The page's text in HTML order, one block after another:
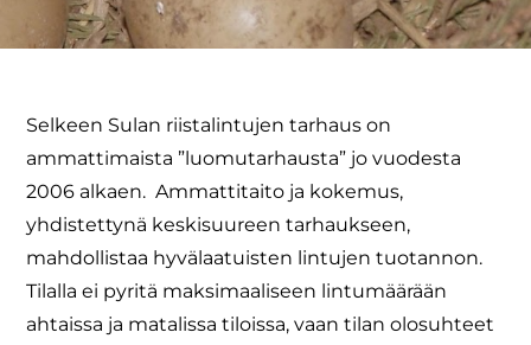
Selkeen Sulan riistalintujen tarhaus on
ammattimaista ”luomutarhausta” jo vuodesta
2006 alkaen. Ammattitaito ja kokemus,
yhdistettynä keskisuureen tarhaukseen,
mahdollistaa hyvälaatuisten lintujen tuotannon.
Tilalla ei pyritä maksimaaliseen lintumäärään
ahtaissa ja matalissa tiloissa, vaan tilan olosuhteet